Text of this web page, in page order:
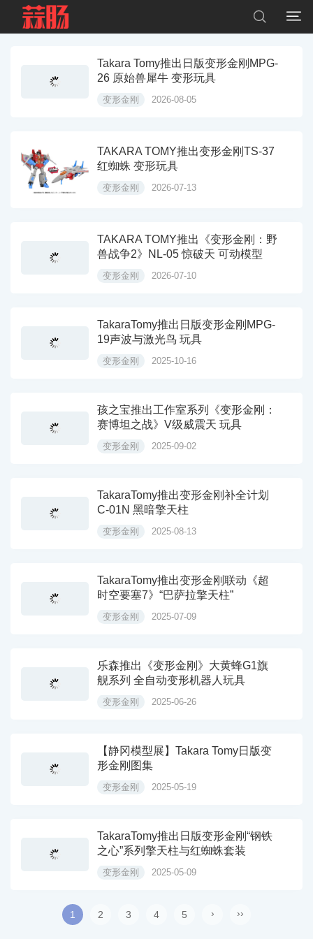


Takara Tomy推出日版变形金刚MPG-
26 原始兽犀牛 变形玩具
变形金刚 2026-08-05
TAKARA TOMY推出变形金刚TS-37
红蜘蛛 变形玩具
变形金刚 2026-07-13
TAKARA TOMY推出《变形金刚：野
兽战争2》NL-05 惊破天 可动模型
变形金刚 2026-07-10
TakaraTomy推出日版变形金刚MPG-
19声波与激光鸟 玩具
变形金刚 2025-10-16
孩之宝推出工作室系列《变形金刚：
赛博坦之战》V级威震天 玩具
变形金刚 2025-09-02
TakaraTomy推出变形金刚补全计划
C-01N 黑暗擎天柱
变形金刚 2025-08-13
TakaraTomy推出变形金刚联动《超
时空要塞7》“巴萨拉擎天柱”
变形金刚 2025-07-09
乐森推出《变形金刚》大黄蜂G1旗
舰系列 全自动变形机器人玩具
变形金刚 2025-06-26
【静冈模型展】Takara Tomy日版变
形金刚图集
变形金刚 2025-05-19
TakaraTomy推出日版变形金刚“钢铁
之心”系列擎天柱与红蜘蛛套装
变形金刚 2025-05-09
1 2 3 4 5 › ››